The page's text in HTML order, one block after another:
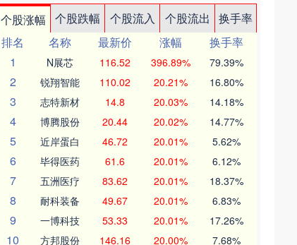
个股涨幅 个股跌幅 个股流入 个股流出
换手率
排名
名称 最新价 涨幅
换手率
1
N展芯 116.52 396.89% 79.39%
2 锐翔智能 110.02 20.21% 16.80%
3 志特新材 14.8 20.03% 14.18%
4 博腾股份 20.44 20.02% 14.77%
5 近岸蛋白 46.72 20.01% 5.62%
6 毕得医药 61.6 20.01% 6.12%
7 五洲医疗 83.62 20.01% 18.37%
8 耐科装备 49.67 20.01% 6.83%
9 一博科技 53.33 20.01% 17.26%
10 方邦股份 146.16 20.00% 7.68%